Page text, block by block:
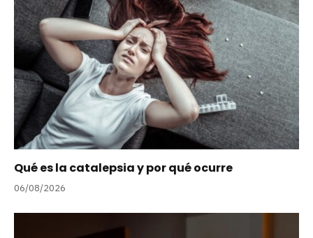
Qué es la catalepsia y por qué ocurre
06/08/2026